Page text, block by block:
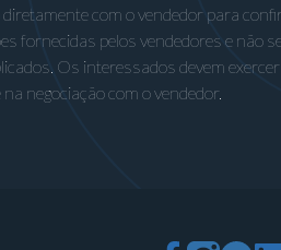
com o vendedor para
fornecidas pelos vendedores e não
Os interessados devem
na negociação com o vendedor.